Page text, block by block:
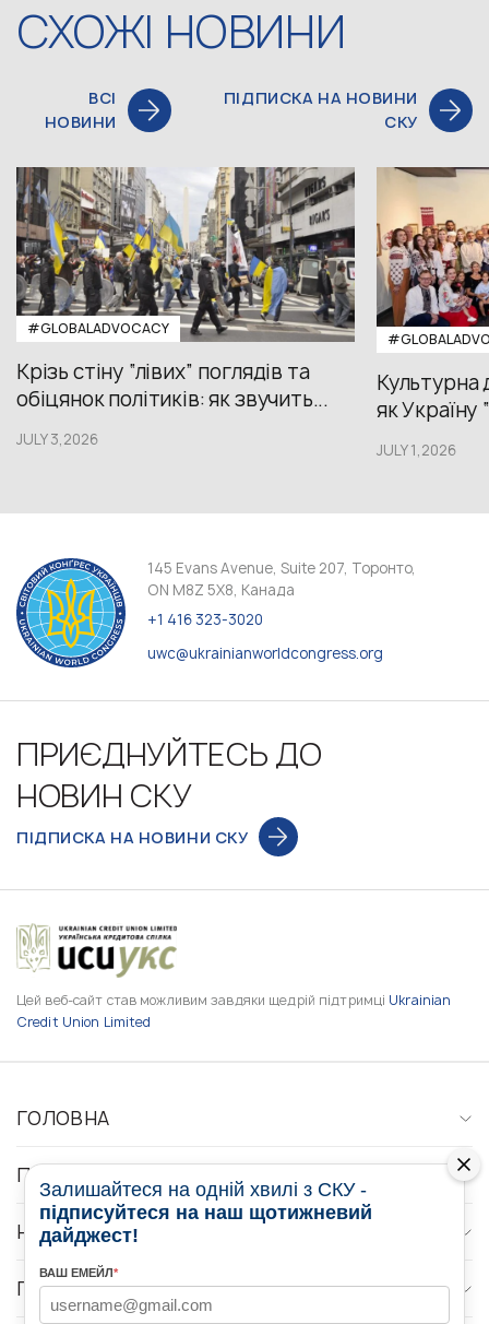
СХОЖІ НОВИНИ
ВСІ
НОВИНИ
ПІДПИСКА НА НОВИНИ
СКУ
#GLOBALADVOCACY
Крізь стіну “лівих” поглядів та
обіцянок політиків: як звучить...
JULY 3,2026
Культурна
як
JULY 1,2026
145 Evans Avenue, Suite 207, Торонто,
ON M8Z 5X8, Канада
+1 416 323-3020
uwc@ukrainianworldcongress.org
ПРИЄДНУЙТЕСЬ ДО
НОВИН СКУ
ПІДПИСКА НА НОВИНИ СКУ
Цей веб-сайт став можливим завдяки щедрій підтримці Ukrainian
Credit Union Limited
ГОЛОВНА
ПРО НАС
НОВИНИ
ПРОГРАМИ
Залишайтеся на одній хвилі з СКУ -
підписуйтеся на наш щотижневий
дайджест!
ВАШ ЕМЕЙЛ*